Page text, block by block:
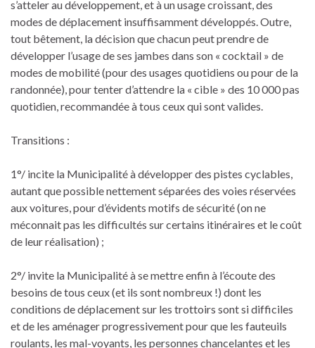
s’atteler au développement, et à un usage croissant, des
modes de déplacement insuffisamment développés. Outre,
tout bêtement, la décision que chacun peut prendre de
développer l’usage de ses jambes dans son « cocktail » de
modes de mobilité (pour des usages quotidiens ou pour de la
randonnée), pour tenter d’attendre la « cible » des 10 000 pas
quotidien, recommandée à tous ceux qui sont valides.
Transitions :
1°/ incite la Municipalité à développer des pistes cyclables,
autant que possible nettement séparées des voies réservées
aux voitures, pour d’évidents motifs de sécurité (on ne
méconnait pas les difficultés sur certains itinéraires et le coût
de leur réalisation) ;
2°/ invite la Municipalité à se mettre enfin à l’écoute des
besoins de tous ceux (et ils sont nombreux !) dont les
conditions de déplacement sur les trottoirs sont si difficiles
et de les aménager progressivement pour que les fauteuils
roulants, les mal-voyants, les personnes chancelantes et les